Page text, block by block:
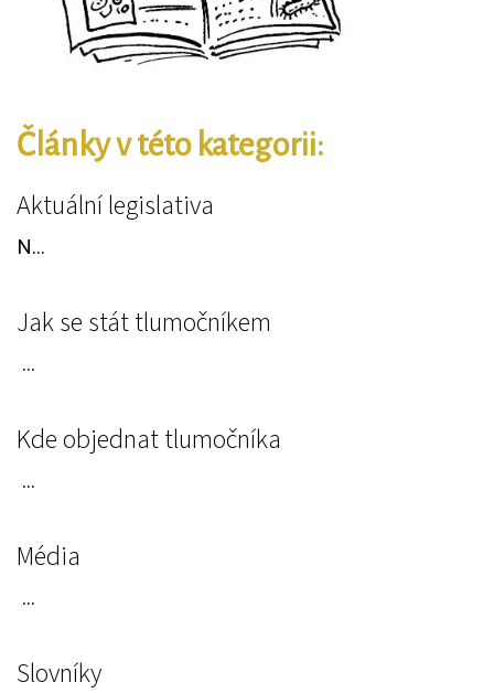
Články v této kategorii:
Aktuální legislativa
N...
Jak se stát tlumočníkem
...
Kde objednat tlumočníka
...
Média
...
Slovníky